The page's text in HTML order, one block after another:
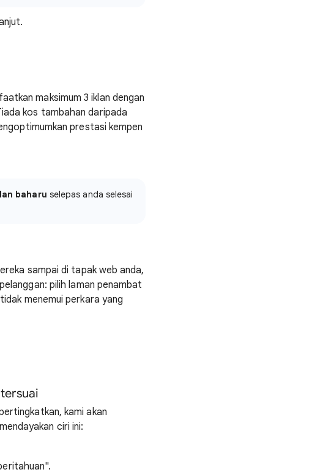
maksimum 3 iklan dengan
kos tambahan daripada
prestasi kempen
baharu selepas anda selesai
sampai di tapak web anda,
pilih laman penambat
menemui perkara yang
kami akan
ciri ini: